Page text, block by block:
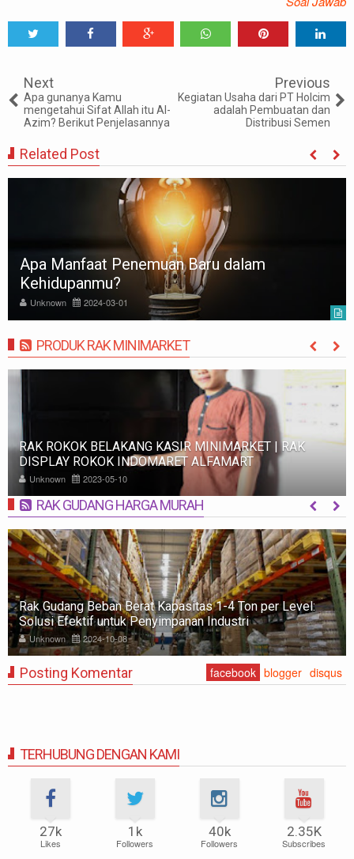
Next
Apa gunanya Kamu
mengetahui Sifat Allah itu Al-
Azim? Berikut Penjelasannya
Previous
Kegiatan Usaha dari PT Holcim
adalah Pembuatan dan
Distribusi Semen
Related Post
Apa Manfaat Penemuan Baru dalam
Kehidupanmu?
Unknown 2024-03-01
PRODUK RAK MINIMARKET MORE
RAK ROKOK BELAKANG KASIR MINIMARKET | RAK
DISPLAY ROKOK INDOMARET ALFAMART
Unknown 2023-05-10
RAK GUDANG HARGA MURAH MORE
Rak Gudang Beban Berat Kapasitas 1-4 Ton per Level:
Solusi Efektif untuk Penyimpanan Industri
Unknown 2024-10-08
Posting Komentar facebook blogger disqus
TERHUBUNG DENGAN KAMI
27k
Likes
1k
Followers
40k
Followers
2.35K
Subscribes